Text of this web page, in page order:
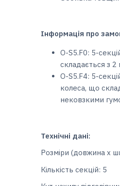
Інформація про
O-S5.F0: 5-
складається з
O-S5.F4: 5-
колеса, що
нековзкими
Технічні дані:
Розміри (довжина x
Кількість секцій: 5